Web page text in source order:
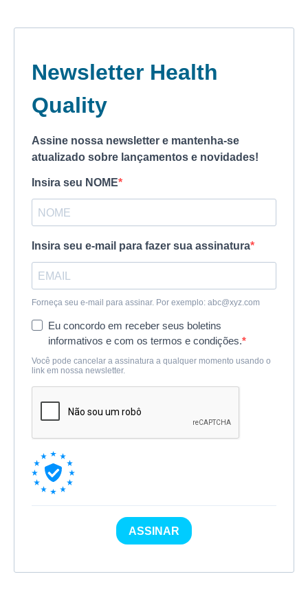
Newsletter Health
Quality
Assine nossa newsletter e mantenha-se
atualizado sobre lançamentos e novidades!
Insira seu NOME
Insira seu e-mail para fazer sua assinatura
Forneça seu e-mail para assinar. Por exemplo: abc@xyz.com
Eu concordo em receber seus boletins
informativos e com os termos e condições.
Você pode cancelar a assinatura a qualquer momento usando o
link em nossa newsletter.
ASSINAR